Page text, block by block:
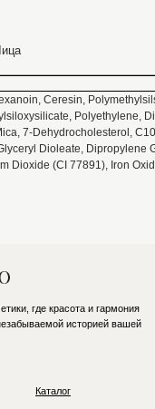
Ceresin,
Polyethylene,
7-Dehydrocholesterol,
Dioleate, Dipropylene
Dioxide (CI 77891), Iron
где красота и гармония
историей вашей
Каталог